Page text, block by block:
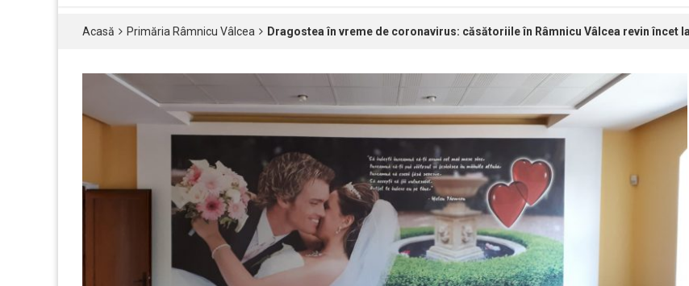
Acasă Primăria Râmnicu Vâlcea Dragostea în vreme de coronavirus: căsătoriile în Râmnicu Vâlcea revin încet